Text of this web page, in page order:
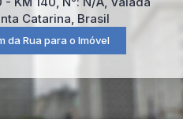
Catarina Brasil
da Rua para o Imóvel